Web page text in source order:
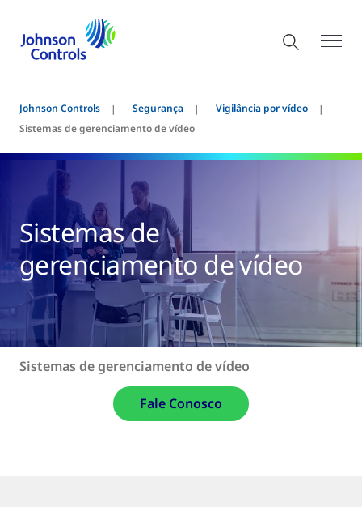
Johnson Controls Segurança
Vigilância por vídeo
Sistemas de gerenciamento de vídeo
Sistemas de
gerenciamento de vídeo
Sistemas de gerenciamento de vídeo
Fale Conosco